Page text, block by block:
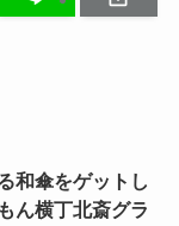
和傘をゲットし
ん横丁北斎グラ